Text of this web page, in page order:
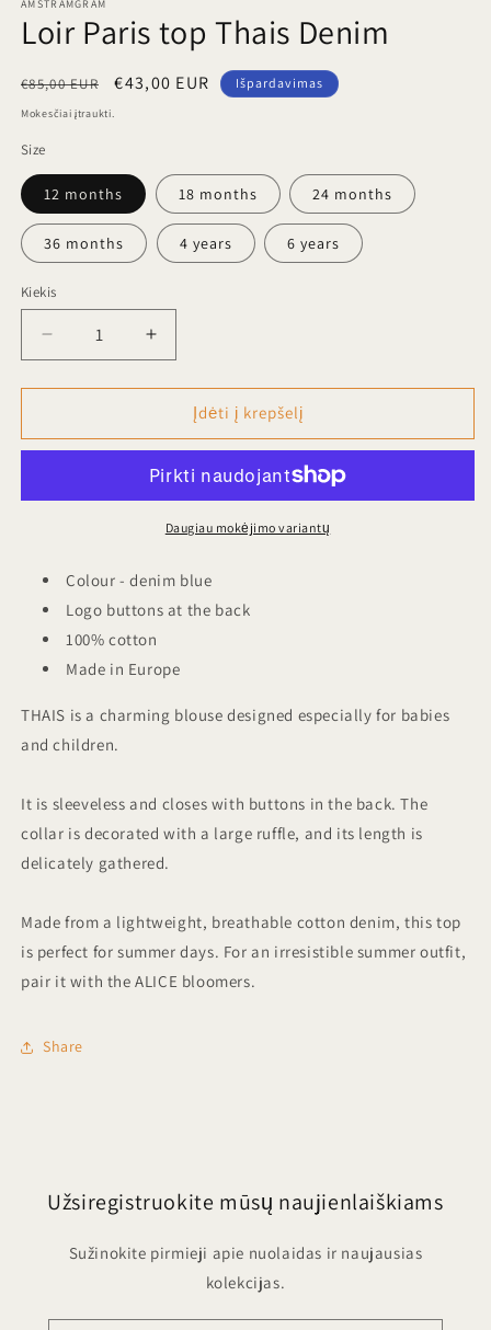
AMSTRAMGRAM
Loir Paris top Thais Denim
Įprasta
kaina
€85,00 EUR
Išpardavimo
€43,00 EUR Išpardavimas
Mokesčiai įtraukti.
Size
12 months 18 months 24 months
36 months 4 years 6 years
Kiekis
Sumažinti
Loir
Paris
Thais
Padidinti
Loir
Paris
Thais
kiekį
Įdėti į krepšelį
Daugiau mokėjimo variantų
Colour - denim blue
Logo buttons at the back
100% cotton
Made in Europe
THAIS is a charming blouse designed especially for babies
and children.
It is sleeveless and closes with buttons in the back. The
collar is decorated with a large ruffle, and its length is
delicately gathered.
Made from a lightweight, breathable cotton denim, this top
is perfect for summer days. For an irresistible summer outfit,
pair it with the ALICE bloomers.
Share
Užsiregistruokite mūsų naujienlaiškiams
Sužinokite pirmieji apie nuolaidas ir naujausias
kolekcijas.